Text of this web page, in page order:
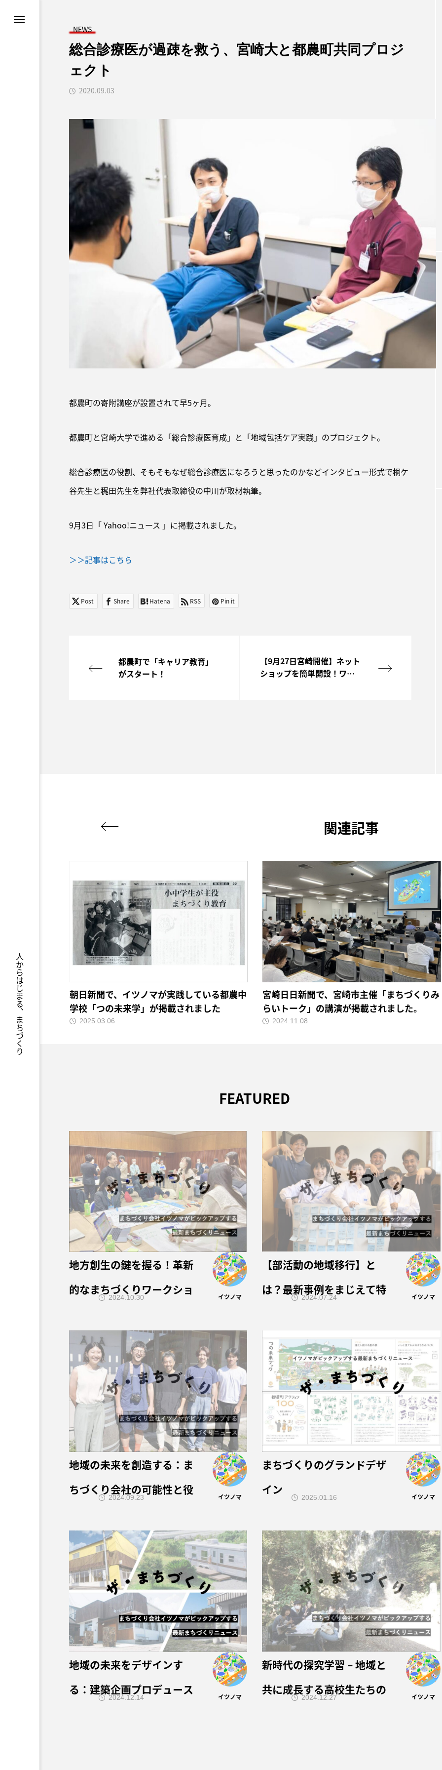
人からはじまる、まちづくり
NEWS
総合診療医が過疎を救う、宮崎大と都農町共同プロジ
ェクト
2020.09.03
都農町の寄附講座が設置されて早5ヶ月。
都農町と宮崎大学で進める「総合診療医育成」と「地域包括ケア実践」のプロジェクト。
総合診療医の役割、そもそもなぜ総合診療医になろうと思ったのかなどインタビュー形式で桐ケ
谷先生と䅏田先生を弊社代表取締役の中川が取材執筆。
9月3日「 Yahoo!ニュース 」に掲載されました。
＞＞記事はこちら
Post Share Hatena RSS Pin it
都農町で「キャリア教育」
がスタート！
【9月27日宮崎開催】ネット
ショップを簡単開設！ワー
富山県朝日町より町議員5名がイツノマ
関連記事
まれ！「ひ
朝日新聞で、イツノマが実践している都農中
学校「つの未来学」が掲載されました
2025.03.06
宮崎日日新聞で、宮崎市主催「まちづくりみ
らいトーク」の講演が掲載されました。
2024.11.08

FEATURED
地方創生の鍵を握る！革新
的なまちづくりワークショ
イツノマ
2024.10.30
【部活動の地域移行】と
は？最新事例をまじえて特
イツノマ
2024.07.24
地域の未来を創造する：ま
ちづくり会社の可能性と役
イツノマ
2024.09.23
まちづくりのグランドデザ
イン
イツノマ
2025.01.16
地域の未来をデザインす
る：建築企画プロデュース
イツノマ
2024.12.14
新時代の探究学習 – 地域と
共に成長する高校生たちの
イツノマ
2024.12.27